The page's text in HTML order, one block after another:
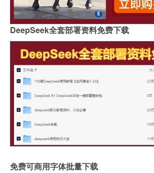
DeepSeek全套部署资料免费下载
免费可商用字体批量下载